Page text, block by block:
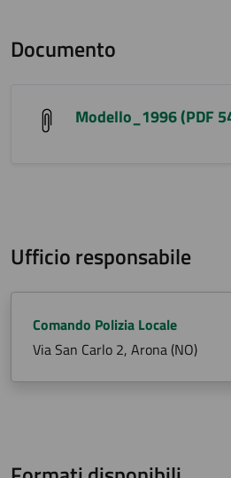
Documento
Modello_1996 (PDF
Ufficio responsabile
Comando Polizia Locale
Via San Carlo 2, Arona (NO)